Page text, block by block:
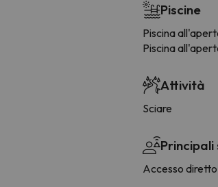
Piscine
Piscina
Piscina
Attività
Sciare
Accesso